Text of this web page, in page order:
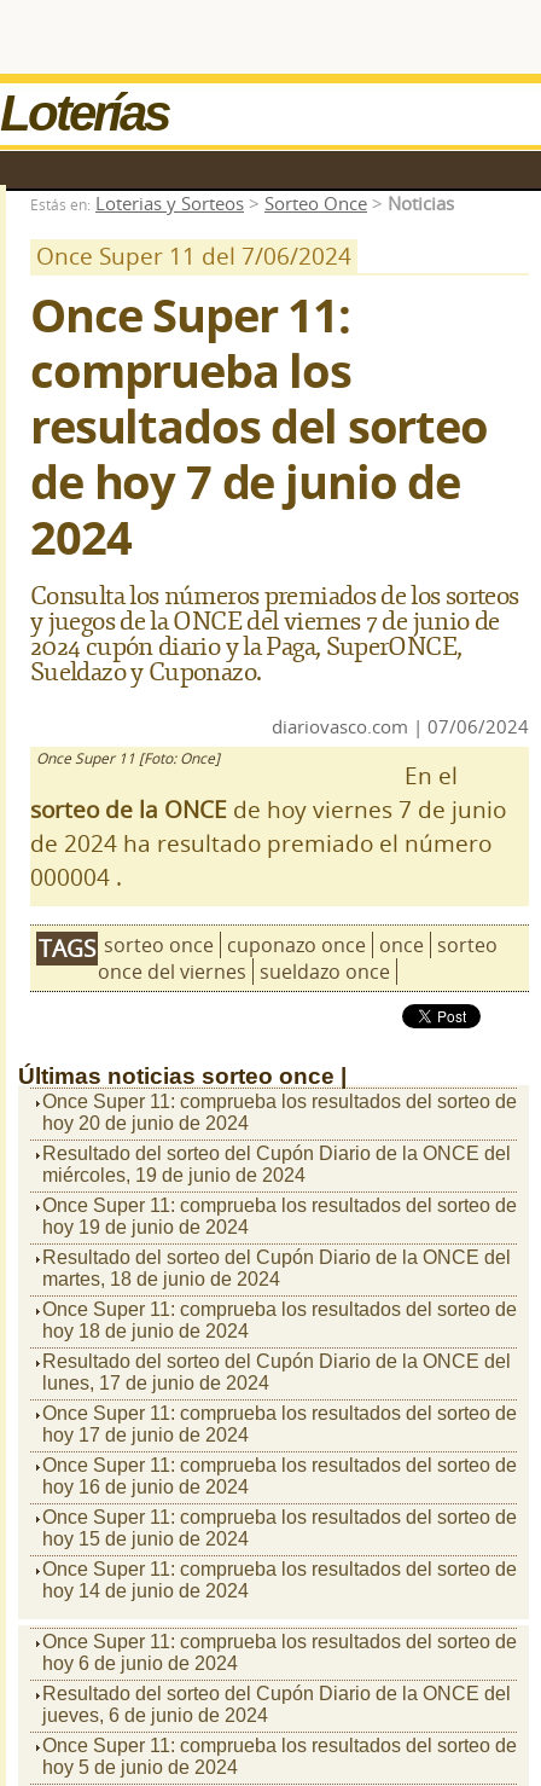
Loterías
Estás en: Loterias y Sorteos > Sorteo Once > Noticias
Once Super 11 del 7/06/2024
Once Super 11:
comprueba los
resultados del sorteo
de hoy 7 de junio de
2024
Consulta los números premiados de los sorteos
y juegos de la ONCE del viernes 7 de junio de
2024 cupón diario y la Paga, SuperONCE,
Sueldazo y Cuponazo.
diariovasco.com | 07/06/2024
Once Super 11 [Foto: Once]
En el
sorteo de la ONCE de hoy viernes 7 de junio
de 2024 ha resultado premiado el número
000004 .
TAGS sorteo once cuponazo once once sorteo
once del viernes sueldazo once
Últimas noticias sorteo once |
Once Super 11: comprueba los resultados del sorteo de
hoy 20 de junio de 2024
Resultado del sorteo del Cupón Diario de la ONCE del
miércoles, 19 de junio de 2024
Once Super 11: comprueba los resultados del sorteo de
hoy 19 de junio de 2024
Resultado del sorteo del Cupón Diario de la ONCE del
martes, 18 de junio de 2024
Once Super 11: comprueba los resultados del sorteo de
hoy 18 de junio de 2024
Resultado del sorteo del Cupón Diario de la ONCE del
lunes, 17 de junio de 2024
Once Super 11: comprueba los resultados del sorteo de
hoy 17 de junio de 2024
Once Super 11: comprueba los resultados del sorteo de
hoy 16 de junio de 2024
Once Super 11: comprueba los resultados del sorteo de
hoy 15 de junio de 2024
Once Super 11: comprueba los resultados del sorteo de
hoy 14 de junio de 2024
Once Super 11: comprueba los resultados del sorteo de
hoy 6 de junio de 2024
Resultado del sorteo del Cupón Diario de la ONCE del
jueves, 6 de junio de 2024
Once Super 11: comprueba los resultados del sorteo de
hoy 5 de junio de 2024